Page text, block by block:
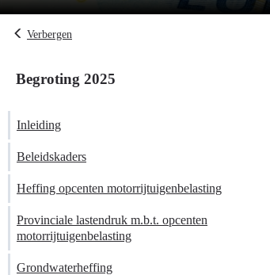
Verbergen
Begroting 2025
Inleiding
Beleidskaders
Heffing opcenten motorrijtuigenbelasting
Provinciale lastendruk m.b.t. opcenten
motorrijtuigenbelasting
Grondwaterheffing